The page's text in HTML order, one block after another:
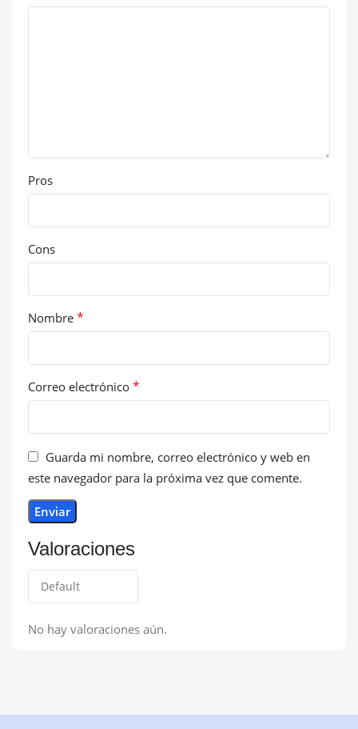
Valoraciones
No hay valoraciones aún.
Pros
Cons
Nombre *
Correo electrónico *
Guarda mi nombre, correo electrónico y web en
este navegador para la próxima vez que comente.